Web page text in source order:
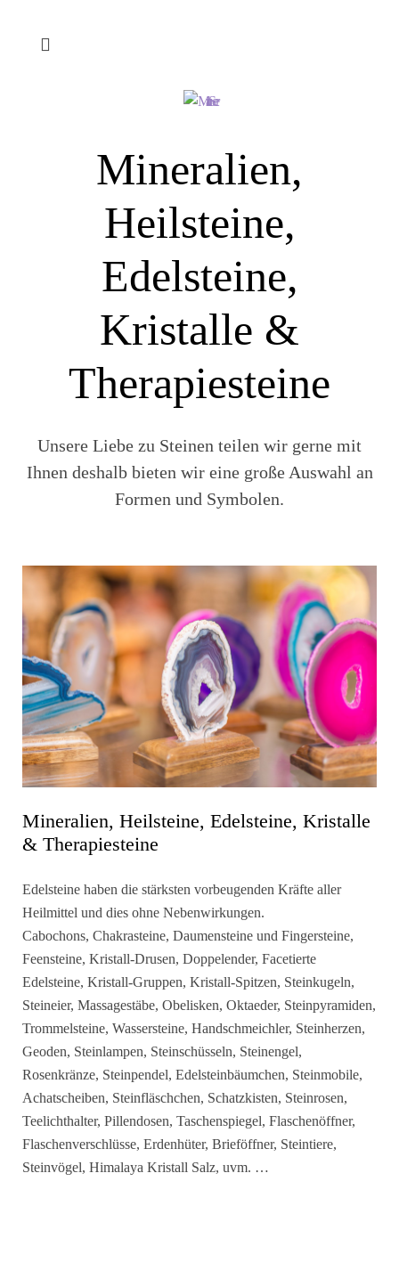
Mineralien,
Heilsteine,
Edelsteine,
Kristalle &
Therapiesteine
Unsere Liebe zu Steinen teilen wir gerne mit
Ihnen deshalb bieten wir eine große Auswahl an
Formen und Symbolen.
Mineralien, Heilsteine, Edelsteine, Kristalle
& Therapiesteine
Edelsteine haben die stärksten vorbeugenden Kräfte aller
Heilmittel und dies ohne Nebenwirkungen.
Cabochons, Chakrasteine, Daumensteine und Fingersteine,
Feensteine, Kristall-Drusen, Doppelender, Facetierte
Edelsteine, Kristall-Gruppen, Kristall-Spitzen, Steinkugeln,
Steineier, Massagestäbe, Obelisken, Oktaeder, Steinpyramiden,
Trommelsteine, Wassersteine, Handschmeichler, Steinherzen,
Geoden, Steinlampen, Steinschüsseln, Steinengel,
Rosenkränze, Steinpendel, Edelsteinbäumchen, Steinmobile,
Achatscheiben, Steinfläschchen, Schatzkisten, Steinrosen,
Teelichthalter, Pillendosen, Taschenspiegel, Flaschenöffner,
Flaschenverschlüsse, Erdenhüter, Brieföffner, Steintiere,
Steinvögel, Himalaya Kristall Salz, uvm. …